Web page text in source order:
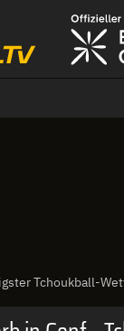
Tchoukball-